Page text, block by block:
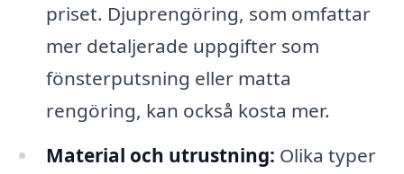
priset. Djuprengöring, som omfattar
mer detaljerade uppgifter som
fönsterputsning eller matta
rengöring, kan också kosta mer.
Material och utrustning: Olika typer